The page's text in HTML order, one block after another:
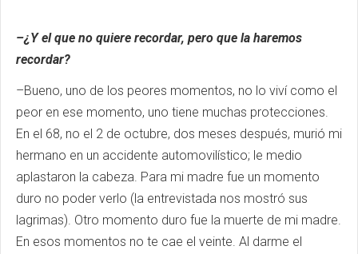
–¿Y el que no quiere recordar, pero que la haremos
recordar?
–Bueno, uno de los peores momentos, no lo viví como el
peor en ese momento, uno tiene muchas protecciones.
En el 68, no el 2 de octubre, dos meses después, murió mi
hermano en un accidente automovilístico; le medio
aplastaron la cabeza. Para mi madre fue un momento
duro no poder verlo (la entrevistada nos mostró sus
lagrimas). Otro momento duro fue la muerte de mi madre.
En esos momentos no te cae el veinte. Al darme el